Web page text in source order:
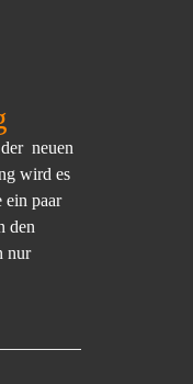
neuen
wird es
ein paar
den
nur